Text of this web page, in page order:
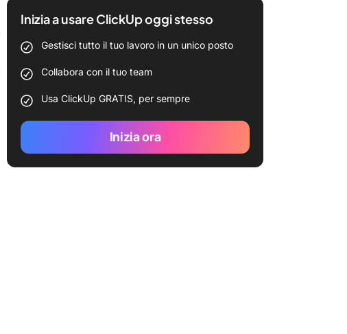
Inizia a usare ClickUp oggi stesso
Gestisci tutto il tuo lavoro in un unico posto
Collabora con il tuo team
Usa ClickUp GRATIS, per sempre
Inizia ora